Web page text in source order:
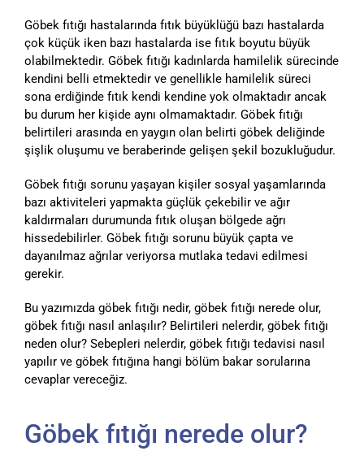
Göbek fıtığı hastalarında fıtık büyüklüğü bazı hastalarda
çok küçük iken bazı hastalarda ise fıtık boyutu büyük
olabilmektedir. Göbek fıtığı kadınlarda hamilelik sürecinde
kendini belli etmektedir ve genellikle hamilelik süreci
sona erdiğinde fıtık kendi kendine yok olmaktadır ancak
bu durum her kişide aynı olmamaktadır. Göbek fıtığı
belirtileri arasında en yaygın olan belirti göbek deliğinde
şişlik oluşumu ve beraberinde gelişen şekil bozukluğudur.
Göbek fıtığı sorunu yaşayan kişiler sosyal yaşamlarında
bazı aktiviteleri yapmakta güçlük çekebilir ve ağır
kaldırmaları durumunda fıtık oluşan bölgede ağrı
hissedebilirler. Göbek fıtığı sorunu büyük çapta ve
dayanılmaz ağrılar veriyorsa mutlaka tedavi edilmesi
gerekir.
Bu yazımızda göbek fıtığı nedir, göbek fıtığı nerede olur,
göbek fıtığı nasıl anlaşılır? Belirtileri nelerdir, göbek fıtığı
neden olur? Sebepleri nelerdir, göbek fıtığı tedavisi nasıl
yapılır ve göbek fıtığına hangi bölüm bakar sorularına
cevaplar vereceğiz.
Göbek fıtığı nerede olur?